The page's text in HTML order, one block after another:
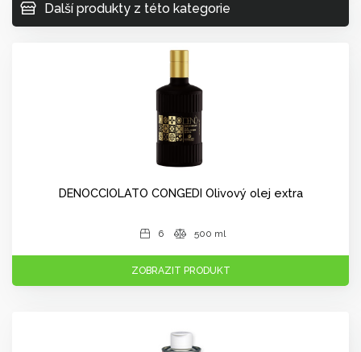
Další produkty z této kategorie
DENOCCIOLATO CONGEDI Olivový olej extra
6 500 ml
ZOBRAZIT PRODUKT